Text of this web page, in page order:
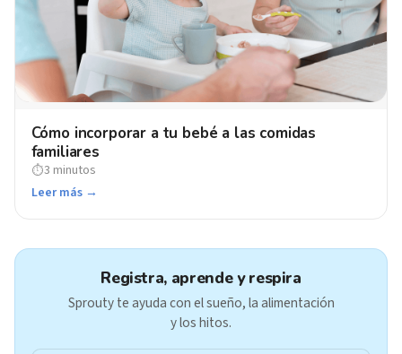
Cómo incorporar a tu bebé a las comidas
familiares
⏱3 minutos
Leer más →
Registra, aprende y respira
Sprouty te ayuda con el sueño, la alimentación
y los hitos.